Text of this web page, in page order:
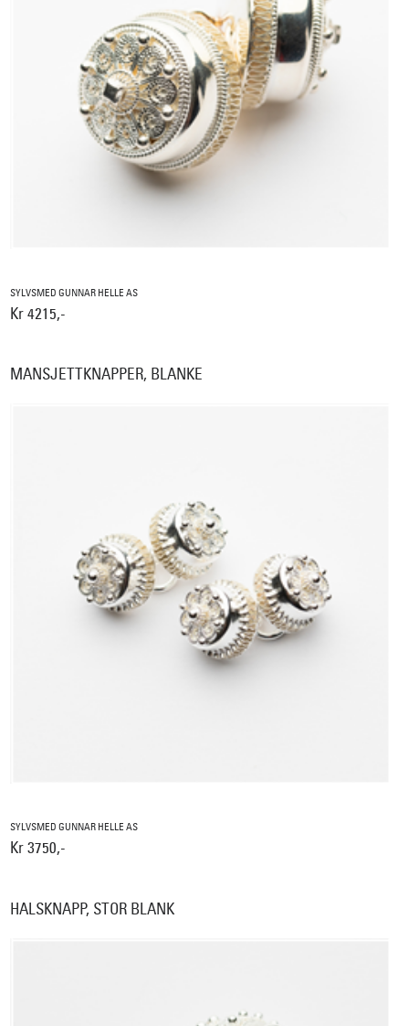
SYLVSMED GUNNAR HELLE AS
Kr 4215,-
MANSJETTKNAPPER, BLANKE
SYLVSMED GUNNAR HELLE AS
Kr 3750,-
HALSKNAPP, STOR BLANK